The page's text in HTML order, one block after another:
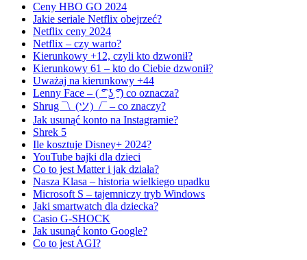
Ceny HBO GO 2024
Jakie seriale Netflix obejrzeć?
Netflix ceny 2024
Netflix – czy warto?
Kierunkowy +12, czyli kto dzwonił?
Kierunkowy 61 – kto do Ciebie dzwonił?
Uważaj na kierunkowy +44
Lenny Face – ( ͡° ͜ʖ ͡°) co oznacza?
Shrug ¯\_(ツ)_/¯ – co znaczy?
Jak usunąć konto na Instagramie?
Shrek 5
Ile kosztuje Disney+ 2024?
YouTube bajki dla dzieci
Co to jest Matter i jak działa?
Nasza Klasa – historia wielkiego upadku
Microsoft S – tajemniczy tryb Windows
Jaki smartwatch dla dziecka?
Casio G-SHOCK
Jak usunąć konto Google?
Co to jest AGI?